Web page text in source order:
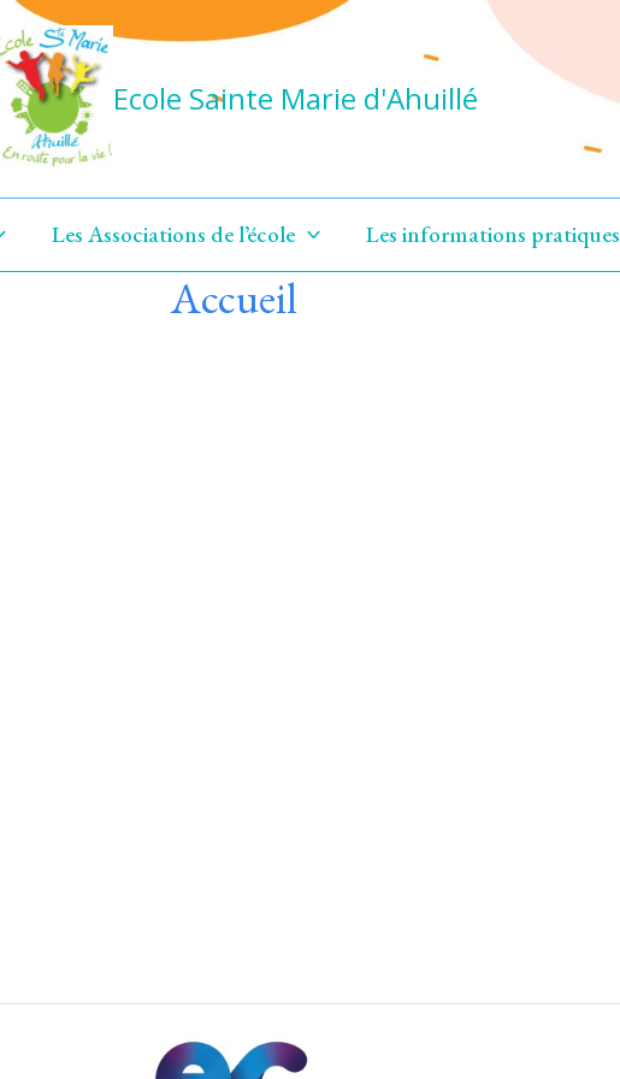
Ecole Sainte Marie d'Ahuillé
Les Associations de l’école Les informations pratiques
Accueil